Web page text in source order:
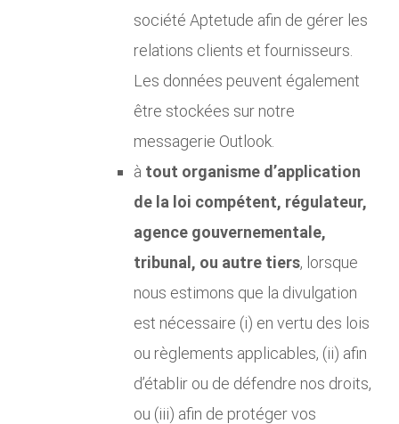
société Aptetude afin de gérer les
relations clients et fournisseurs.
Les données peuvent également
être stockées sur notre
messagerie Outlook.
à tout organisme d’application
de la loi compétent, régulateur,
agence gouvernementale,
tribunal, ou autre tiers, lorsque
nous estimons que la divulgation
est nécessaire (i) en vertu des lois
ou règlements applicables, (ii) afin
d’établir ou de défendre nos droits,
ou (iii) afin de protéger vos